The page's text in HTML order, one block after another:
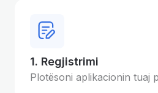
1. Regjistrimi
Plotësoni aplikacionin tuaj